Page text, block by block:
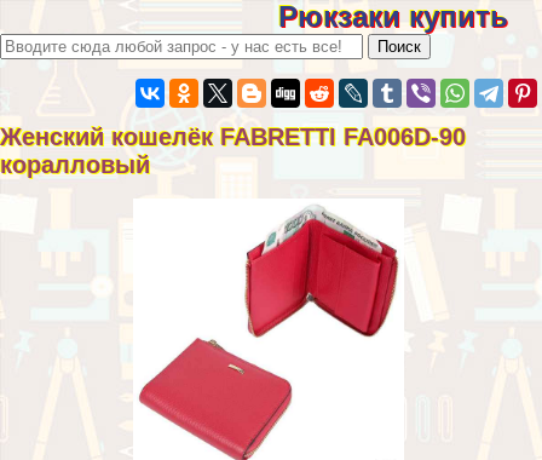
Рюкзаки купить
Женский кошелёк FABRETTI FA006D-90
коралловый